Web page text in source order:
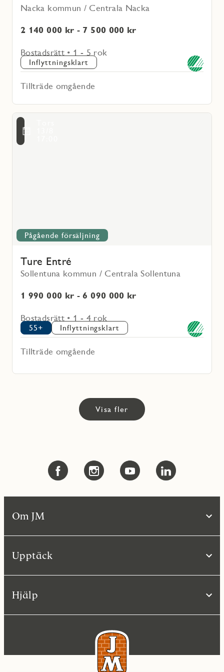
Nacka kommun / Centrala Nacka
2 140 000 kr - 7 500 000 kr
Bostadsrätt • 1 - 5 rok
Inflyttningsklart
Tillträde omgående
Pågående försäljning
Ture Entré
Sollentuna kommun / Centrala Sollentuna
1 990 000 kr - 6 090 000 kr
Bostadsrätt • 1 - 4 rok
55+ Inflyttningsklart
Tillträde omgående
Läs
mer
Ture
Visa fler
Om JM
Upptäck
Hjälp